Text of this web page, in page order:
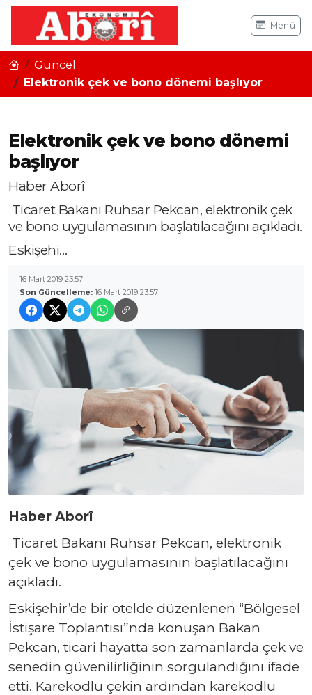
Menü
Güncel
Elektronik çek ve bono dönemi başlıyor
Elektronik çek ve bono dönemi
başlıyor
Haber Aborî
Ticaret Bakanı Ruhsar Pekcan, elektronik çek
ve bono uygulamasının başlatılacağını açıkladı.
Eskişehi…
16 Mart 2019 23:57
Son Güncelleme: 16 Mart 2019 23:57
Haber Aborî
Ticaret Bakanı Ruhsar Pekcan, elektronik
çek ve bono uygulamasının başlatılacağını
açıkladı.
Eskişehir’de bir otelde düzenlenen “Bölgesel
İstişare Toplantısı”nda konuşan Bakan
Pekcan, ticari hayatta son zamanlarda çek ve
senedin güvenilirliğinin sorgulandığını ifade
etti. Karekodlu çekin ardından karekodlu